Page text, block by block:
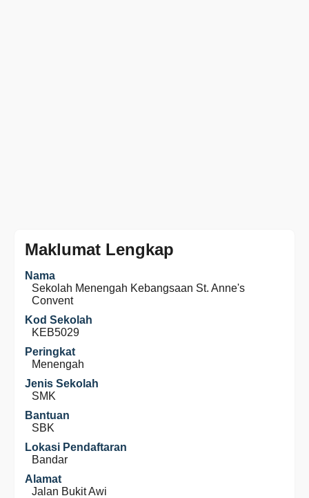
Maklumat Lengkap
Nama
Sekolah Menengah Kebangsaan St. Anne's
Convent
Kod Sekolah
KEB5029
Peringkat
Menengah
Jenis Sekolah
SMK
Bantuan
SBK
Lokasi Pendaftaran
Bandar
Alamat
Jalan Bukit Awi